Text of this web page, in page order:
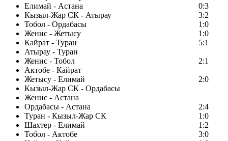
Елимай - Астана
0:3
Кызыл-Жар СК - Атырау
3:2
Тобол - Ордабасы
1:0
Женис - Жетысу
1:0
Кайрат - Туран
5:1
Атырау - Туран
Женис - Тобол
2:1
Актобе - Кайрат
Жетысу - Елимай
2:0
Кызыл-Жар СК - Ордабасы
Женис - Астана
Ордабасы - Астана
2:4
Туран - Кызыл-Жар СК
1:0
Шахтер - Елимай
1:2
Тобол - Актобе
3:0